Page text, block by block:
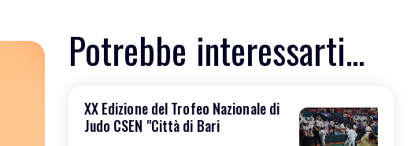
Potrebbe interessarti...
XX Edizione del Trofeo Nazionale di
Judo CSEN "Città di Bari